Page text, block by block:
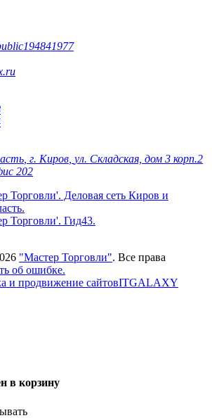
г. Киров ул. Складская, дом 3 корп.2
202
"Мастер Торговли". Все права
об ошибке.
и продвижение сайтовITGALAXY
в корзину